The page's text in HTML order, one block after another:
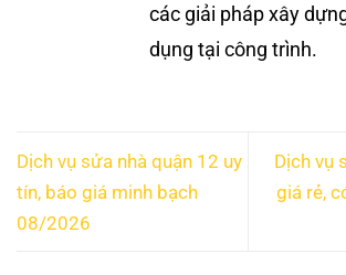
các giải pháp xây
dụng tại công trình.
Dịch vụ sửa nhà quận 12 uy
tín, báo giá minh bạch
08/2026
Dịch vụ
giá rẻ,